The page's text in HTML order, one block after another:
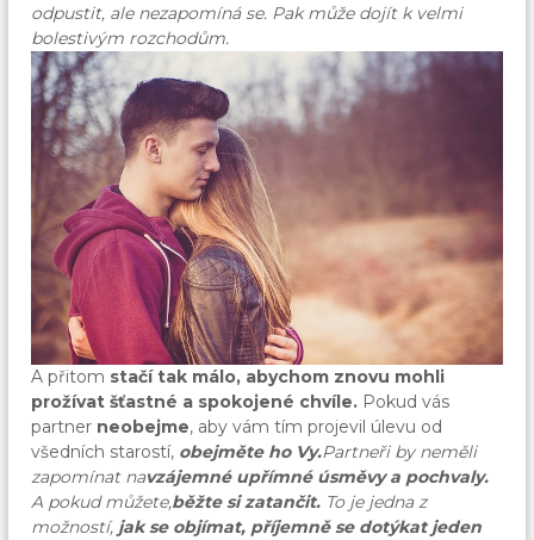
odpustit, ale nezapomíná se. Pak může dojít k velmi
bolestivým rozchodům.
A přitom stačí tak málo, abychom znovu mohli
prožívat šťastné a spokojené chvíle. Pokud vás
partner neobejme, aby vám tím projevil úlevu od
všedních starostí, obejměte ho Vy.Partneři by neměli
zapomínat navzájemné upřímné úsměvy a pochvaly.
A pokud můžete,běžte si zatančit. To je jedna z
možností, jak se objímat, příjemně se dotýkat jeden